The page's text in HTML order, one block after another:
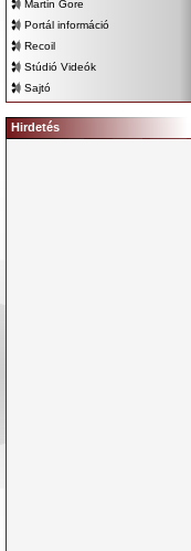
Martin Gore
Portál információ
Recoil
Stúdió Videók
Sajtó
Hirdetés